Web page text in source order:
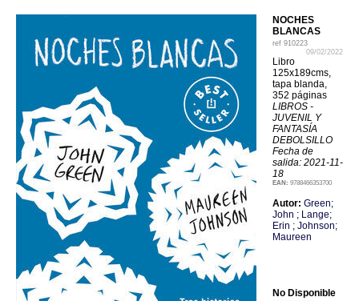
NOCHES
BLANCAS
ref 910223
09/02/2022
Libro
125x189cms,
tapa blanda,
352 páginas
LIBROS -
JUVENIL Y
FANTASÍA
DEBOLSILLO
Fecha de
salida: 2021-11-
18
EAN: 9788466353700
Autor: Green;
John ; Lange;
Erin ; Johnson;
Maureen
No Disponible